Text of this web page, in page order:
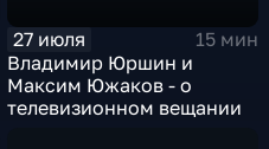
27 июля
15 мин
Владимир Юршин и
Максим Южаков - о
телевизионном вещании